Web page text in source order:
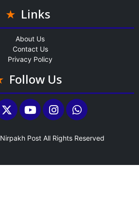
Links
About Us
Contact Us
Privacy Policy
Follow Us
Nirpakh Post All Rights Reserved